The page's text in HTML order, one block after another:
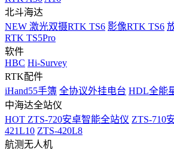
北斗海达
NEW 激光双摄RTK TS6 影像RTK TS6
RTK TS5Pro
软件
HBC Hi-Survey
RTK配件
iHand55手簿 全协议外挂电台 HDL全能
中海达全站仪
HOT ZTS-720安卓智能全站仪 ZTS-710
421L10 ZTS-420L8
航测无人机